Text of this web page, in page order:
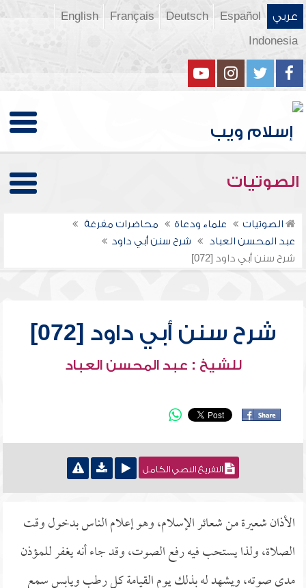
عربي Español
Deutsch
Français
English
Indonesia
الصوتيات
الصوتيات علماء ودعاة
محاضرات مفرغة
عبد المحسن العباد
شرح سنن أبي داود
شرح سنن أبي داود [072]
شرح سنن أبي داود [072]
للشيخ : عبد المحسن العباد
التفريغ النصي الكامل
الأذان شعيرة من شعائر الإسلام، وهو إعلام الناس بدخول وقت
الصلاة، ولذا يستحب فيه رفع الصوت، وقد جاء أنه يغفر للمؤذن
مدى صوته، ويشهد له بذلك يوم القيامة كل رطب ويابس سمع